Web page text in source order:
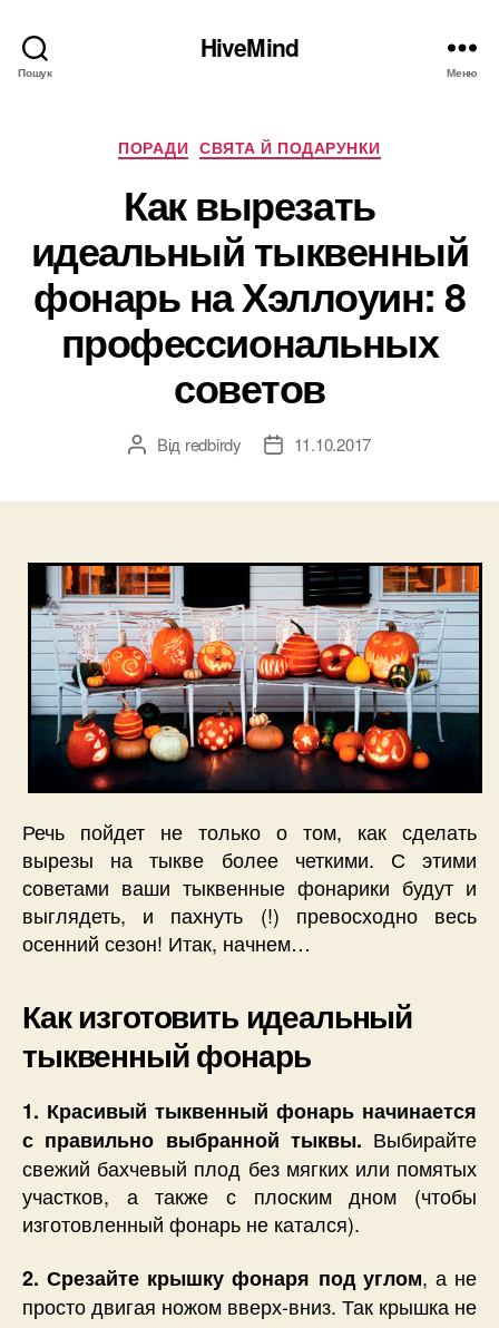
Пошук
HiveMind
Меню
Категорії
ПОРАДИ СВЯТА Й ПОДАРУНКИ
Как вырезать
идеальный тыквенный
фонарь на Хэллоуин: 8
профессиональных
советов
Автор
Від redbirdy
Дата11.10.2017
Речь пойдет не только о том, как сделать
вырезы на тыкве более четкими. С этими
советами ваши тыквенные фонарики будут и
выглядеть, и пахнуть (!) превосходно весь
осенний сезон! Итак, начнем…
Как изготовить идеальный
тыквенный фонарь
1. Красивый тыквенный фонарь начинается
с правильно выбранной тыквы. Выбирайте
свежий бахчевый плод без мягких или помятых
участков, а также с плоским дном (чтобы
изготовленный фонарь не катался).
2. Срезайте крышку фонаря под углом, а не
просто двигая ножом вверх-вниз. Так крышка не